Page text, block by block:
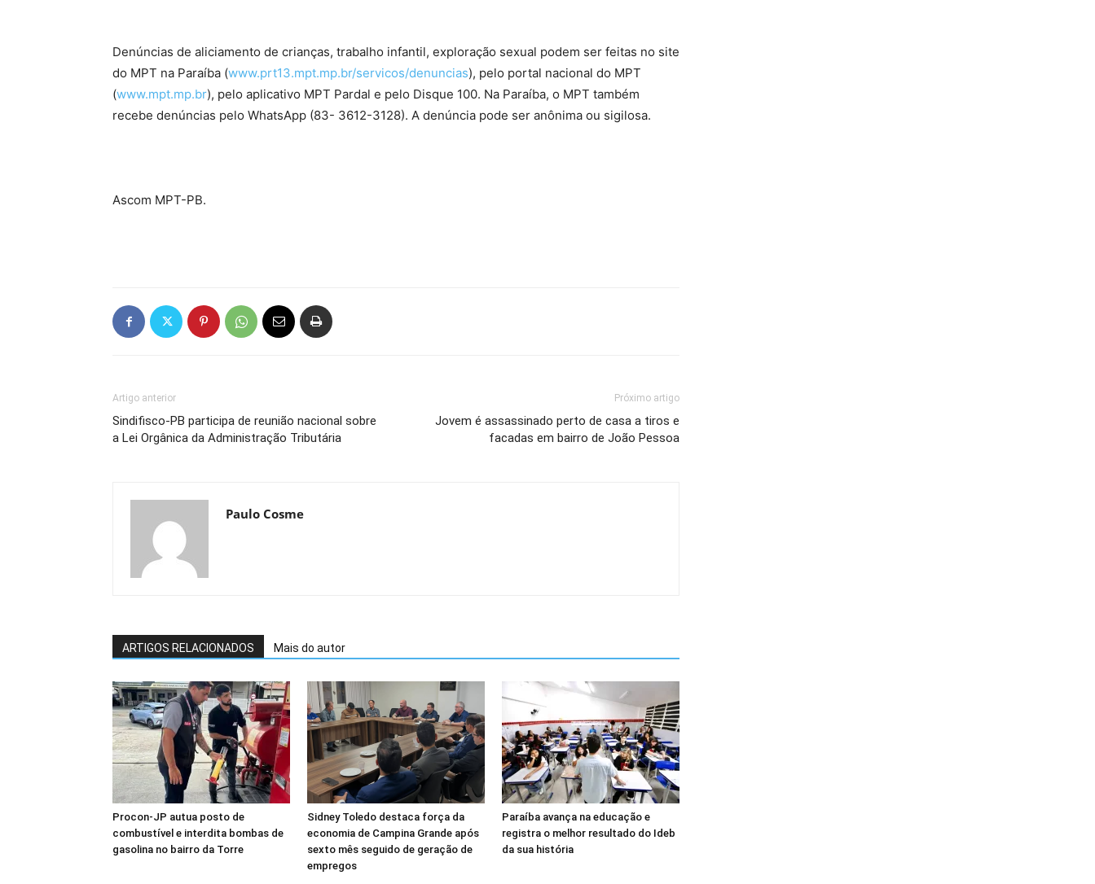
Denúncias de aliciamento de crianças, trabalho infantil, exploração sexual podem ser feitas no site
do MPT na Paraíba (www.prt13.mpt.mp.br/servicos/denuncias), pelo portal nacional do MPT
(www.mpt.mp.br), pelo aplicativo MPT Pardal e pelo Disque 100. Na Paraíba, o MPT também
recebe denúncias pelo WhatsApp (83- 3612-3128). A denúncia pode ser anônima ou sigilosa.
Ascom MPT-PB.
Artigo anterior
Sindifisco-PB participa de reunião nacional sobre
a Lei Orgânica da Administração Tributária
Próximo artigo
Jovem é assassinado perto de casa a tiros e
facadas em bairro de João Pessoa
Paulo Cosme
ARTIGOS RELACIONADOS Mais do autor
Procon-JP autua posto de
combustível e interdita bombas de
gasolina no bairro da Torre
Sidney Toledo destaca força da
economia de Campina Grande após
sexto mês seguido de geração de
empregos
Paraíba avança na educação e
registra o melhor resultado do Ideb
da sua história